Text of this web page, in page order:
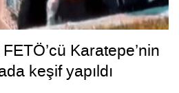
Karatepe’nin
keşif yapıldı